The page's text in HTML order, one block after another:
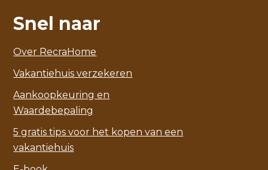
Snel naar
Over RecraHome
Vakantiehuis verzekeren
Aankoopkeuring en
Waardebepaling
5 gratis tips voor het kopen van een
vakantiehuis